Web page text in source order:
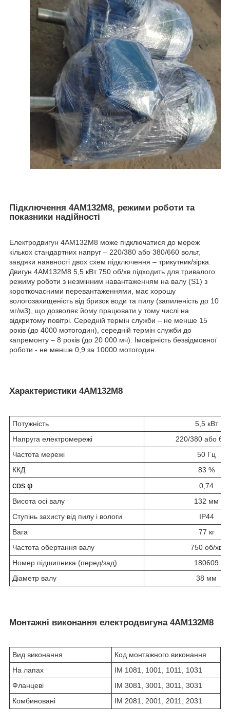
Підключення 4АМ132М8, режими роботи та
показники надійності
Електродвигун 4АМ132М8 може підключатися до мереж
кількох стандартних напруг – 220/380 або 380/660 вольт,
завдяки наявності двох схем підключення – трикутник/зірка.
Двигун 4АМ132М8 5,5 кВт 750 об/хв підходить для тривалого
режиму роботи з незмінним навантаженням на валу (S1) з
короткочасними перевантаженнями, має хорошу
вологозахищеність від бризок води та пилу (запиленість до 10
мг/м3), що дозволяє йому працювати у тому числі на
відкритому повітрі. Середній термін служби – не менше 15
років (до 4000 мотогодин), середній термін служби до
капремонту – 8 років (до 20 000 мч). Імовірність безвідмовної
роботи - не менше 0,9 за 10000 мотогодин.
Характеристики 4АМ132М8
Потужність
5,5 кВт
Напруга електромережі
220/380 або
Частота мережі
50 Гц
ККД
83 %
cos φ
0,74
Висота осі валу
132 мм
Ступінь захисту від пилу і вологи
IP44
Вага
77 кг
Частота обертання валу
750 об/хв
Номер підшипника (перед/зад)
180609
Діаметр валу
38 мм
Монтажні виконання електродвигуна 4АМ132М8
Вид виконання
Код монтажного виконання
На лапах
IM 1081, 1001, 1011, 1031
Фланцеві
IM 3081, 3001, 3011, 3031
Комбиновані
IM 2081, 2001, 2011, 2031